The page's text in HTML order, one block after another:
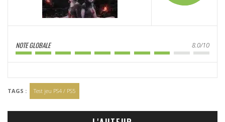
NOTE GLOBALE 8.0/10
TAGS : Test jeu PS4 / PS5